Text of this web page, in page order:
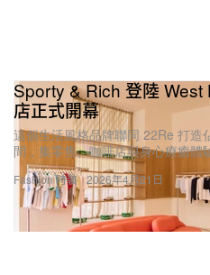
Fashion 時裝
Sporty & Rich 登陸
店正式開幕
這個生活風格品牌聯同 22Re 打
間，集零售、咖啡店與身心療癒體
2026年4月21日